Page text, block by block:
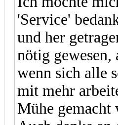
'Service'
und her
nötig gewesen,
wenn sich alle
mit mehr
Mühe gemacht